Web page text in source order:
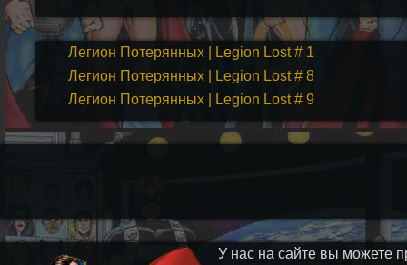
Легион Потерянных | Legion Lost # 1
Легион Потерянных | Legion Lost # 8
Легион Потерянных | Legion Lost # 9
У нас на сайте вы можете